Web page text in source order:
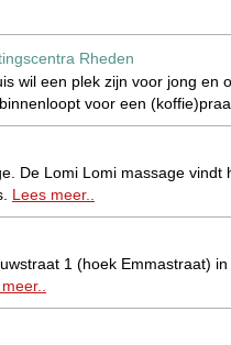
Rheden
wil een plek zijn voor jong en
voor een
De Lomi Lomi massage
Lees meer..
1 (hoek Emmastraat)